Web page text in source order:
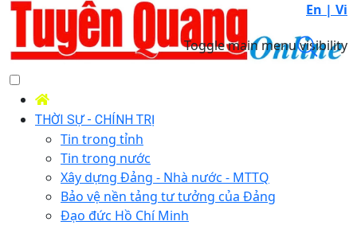
En | Vi
Toggle main menu visibility
THỜI SỰ - CHÍNH TRỊ
Tin trong tỉnh
Tin trong nước
Xây dựng Đảng - Nhà nước - MTTQ
Bảo vệ nền tảng tư tưởng của Đảng
Đạo đức Hồ Chí Minh